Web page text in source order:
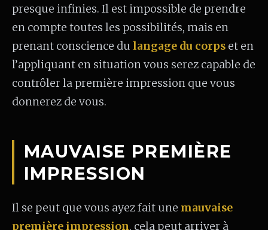
presque infinies. Il est impossible de prendre
en compte toutes les possibilités, mais en
prenant conscience du langage du corps et en
l’appliquant en situation vous serez capable de
contrôler la première impression que vous
donnerez de vous.
MAUVAISE PREMIÈRE
IMPRESSION
Il se peut que vous ayez fait une mauvaise
première impression, cela peut arriver à